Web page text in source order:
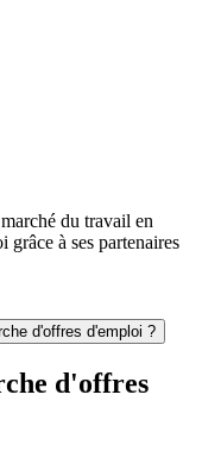
du travail en
à ses partenaires
d'offres d'emploi ?
d'offres